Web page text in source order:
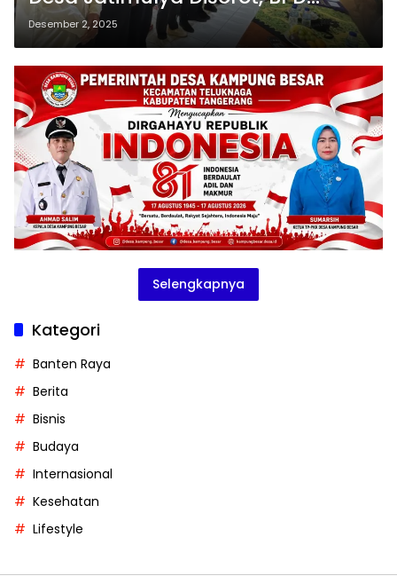
Mengaku Tak Pernah Dilibatkan
Desember 2, 2025
Selengkapnya
Kategori
Banten Raya
Berita
Bisnis
Budaya
Internasional
Kesehatan
Lifestyle